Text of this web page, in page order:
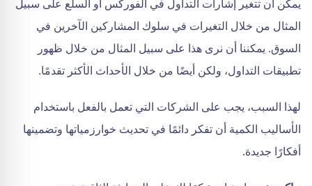
يمكن أن تتغير إشارات التداول في الفوركس أو السلع على سبيل
المثال من خلال التغيرات في سلوك المشاركين الآخرين في
السوق. يمكننا أن نرى هذا على سبيل المثال من خلال ظهور
تطبيقات التداول، ولكن أيضًا من خلال الأحداث الأكثر تقدمًا.
لهذا السبب، يجب على الشركات التي تعمل بالفعل باستخدام
الأساليب الكمية أن تفكر دائمًا في تحديث خوارزمياتها وتضمينها
أفكارًا جديدة.